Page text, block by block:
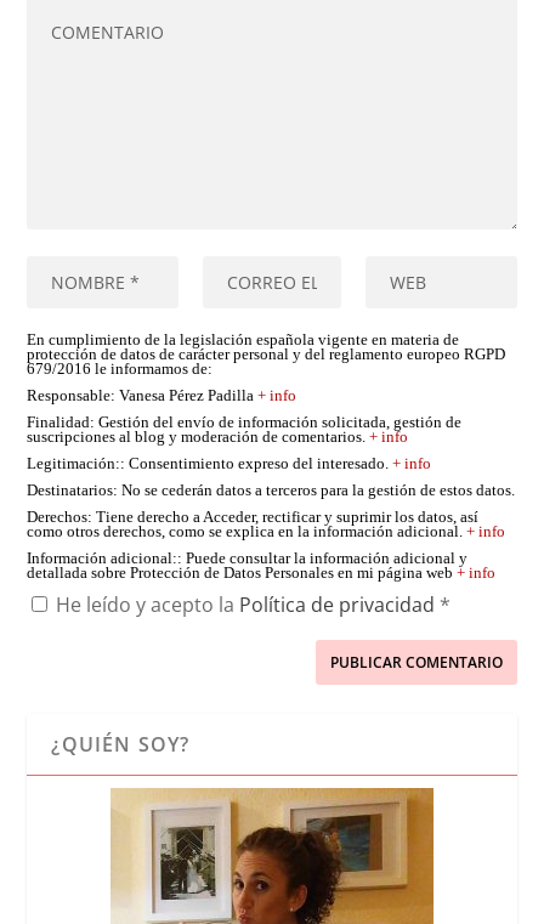
En cumplimiento de la legislación española vigente en materia de
protección de datos de carácter personal y del reglamento europeo RGPD
679/2016 le informamos de:
Responsable: Vanesa Pérez Padilla+ info
Finalidad: Gestión del envío de información solicitada, gestión de
suscripciones al blog y moderación de comentarios.+ info
Legitimación:: Consentimiento expreso del interesado.+ info
Destinatarios: No se cederán datos a terceros para la gestión de estos datos.
Derechos: Tiene derecho a Acceder, rectificar y suprimir los datos, así
como otros derechos, como se explica en la información adicional.+ info
Información adicional:: Puede consultar la información adicional y
detallada sobre Protección de Datos Personales en mi página web+ info
He leído y acepto la Política de privacidad *
¿QUIÉN SOY?